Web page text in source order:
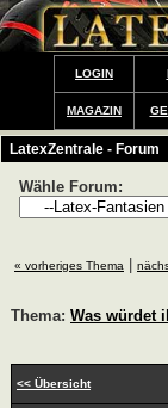
LOGIN
MAGAZIN
LatexZentrale - Forum
Wähle Forum:
« vorheriges Thema
Thema: Was würdet
<< Übersicht